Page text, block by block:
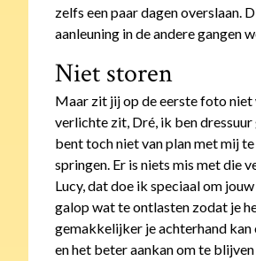
zelfs een paar dagen overslaan.
aanleuning in de andere gangen
Niet storen
Maar zit jij op de eerste foto niet
verlichte zit, Dré, ik ben
bent toch niet van plan met mij te
springen. Er is niets mis met die
Lucy, dat doe ik speciaal om
galop wat te ontlasten zodat je
gemakkelijker je achterhand kan
en het beter aankan om te